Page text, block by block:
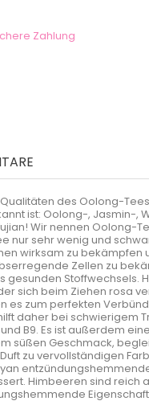
Zahlung
des Oolong-
ist: Oolong-, Jasmin-
Wir nennen Oolong-
sehr wenig und
wirksam zu bekämpfen
Zellen zu
Stoffwechsels.
sich beim Ziehen rosa
zum perfekten
daher bei schwierigem
B9. Es ist außerdem
süßen Geschmack,
zu vervollständigen
Himbeeren sind reich